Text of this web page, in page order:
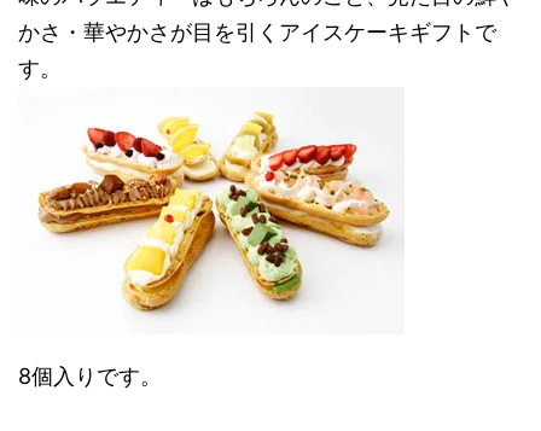
かさ・華やかさが目を引くアイスケーキギフトで
す。
8個入りです。